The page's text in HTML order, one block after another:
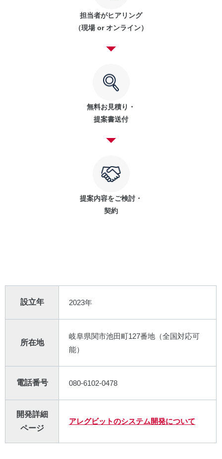
担当者がヒアリング
（現場 or オンライン）
無料お見積り・
提案書送付
提案内容をご検討・
契約
設立年 2023年
所在地
岐阜県関市池田町127番地（全国対応可
能）
電話番号 080-6102-0478
開発詳細
ページ
アレグビットのシステム開発について